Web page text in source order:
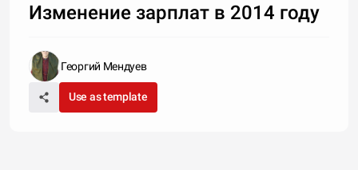
Изменение зарплат в 2014 году
Георгий Мендуев
Use as template